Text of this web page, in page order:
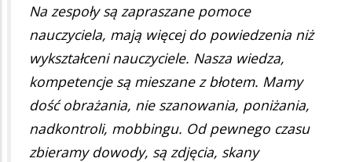
Na zespoły są zapraszane pomoce
nauczyciela, mają więcej do powiedzenia niż
wykształceni nauczyciele. Nasza wiedza,
kompetencje są mieszane z błotem. Mamy
dość obrażania, nie szanowania, poniżania,
nadkontroli, mobbingu. Od pewnego czasu
zbieramy dowody, są zdjęcia, skany